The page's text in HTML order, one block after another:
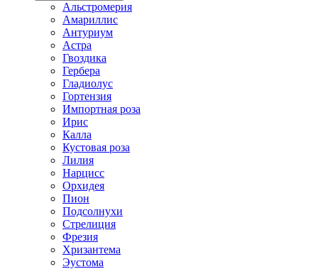
Альстромерия
Амариллис
Антуриум
Астра
Гвоздика
Гербера
Гладиолус
Гортензия
Импортная роза
Ирис
Калла
Кустовая роза
Лилия
Нарцисс
Орхидея
Пион
Подсолнухи
Стрелиция
Фрезия
Хризантема
Эустома